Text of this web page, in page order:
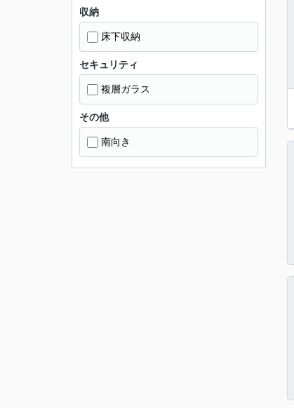
収納
床下収納
セキュリティ
複層ガラス
その他
南向き